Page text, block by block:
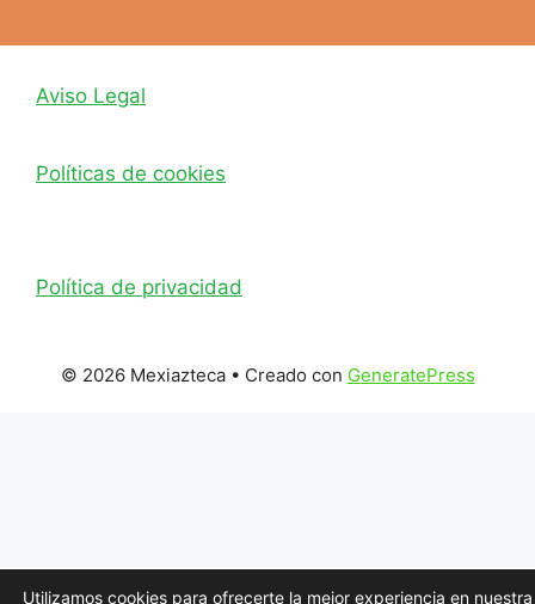
Aviso Legal
Políticas de cookies
Política de privacidad
© 2026 Mexiazteca• Creado con GeneratePress
Utilizamos cookies para ofrecerte la mejor experiencia en nuestra